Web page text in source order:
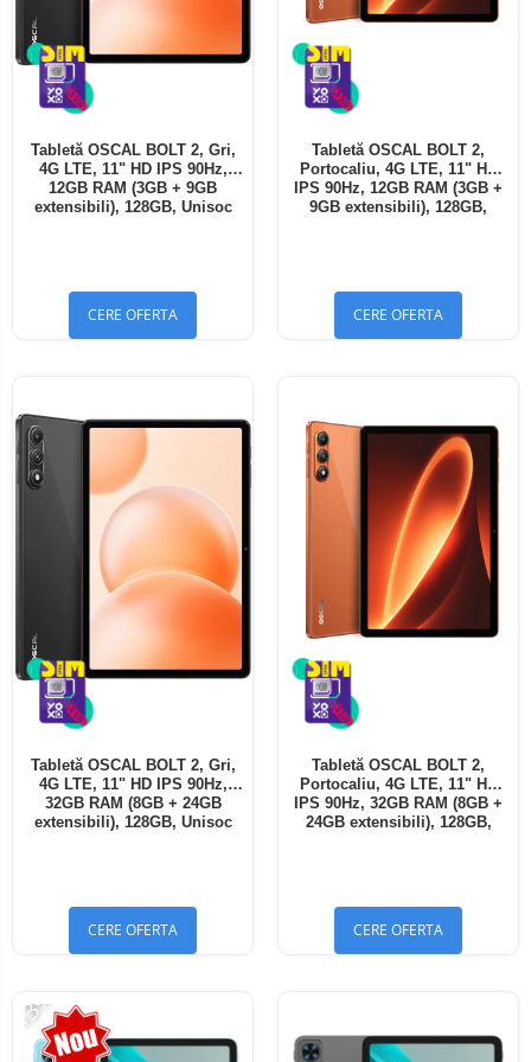
Tabletă OSCAL BOLT 2, Gri,
4G LTE, 11" HD IPS 90Hz,
12GB RAM (3GB + 9GB
extensibili), 128GB, Unisoc
CERE OFERTA
Tabletă OSCAL BOLT 2,
Portocaliu, 4G LTE, 11" HD
IPS 90Hz, 12GB RAM (3GB +
9GB extensibili), 128GB,
CERE OFERTA
Tabletă OSCAL BOLT 2, Gri,
4G LTE, 11" HD IPS 90Hz,
32GB RAM (8GB + 24GB
extensibili), 128GB, Unisoc
CERE OFERTA
Tabletă OSCAL BOLT 2,
Portocaliu, 4G LTE, 11" HD
IPS 90Hz, 32GB RAM (8GB +
24GB extensibili), 128GB,
CERE OFERTA
-13%